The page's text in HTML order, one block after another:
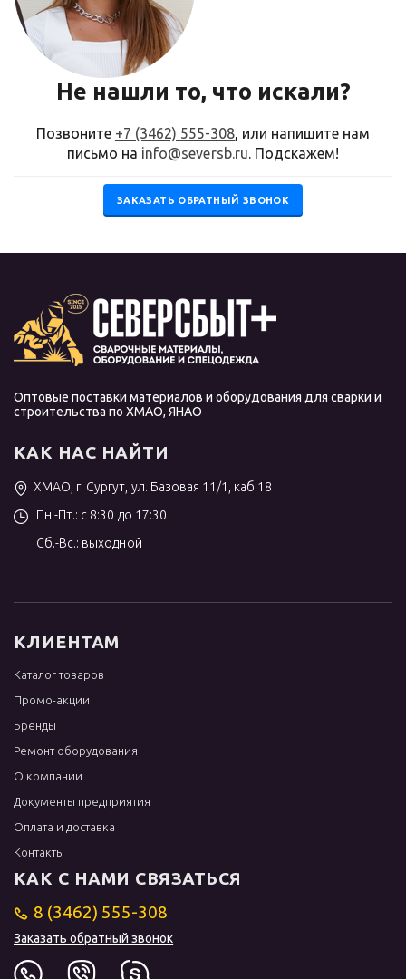
Не нашли то, что искали?
Позвоните +7 (3462) 555-308, или напишите нам
письмо на info@seversb.ru. Подскажем!
ЗАКАЗАТЬ ОБРАТНЫЙ ЗВОНОК
Оптовые поставки материалов и оборудования для сварки и
строительства по ХМАО, ЯНАО
КАК НАС НАЙТИ
ХМАО, г. Сургут, ул. Базовая 11/1, каб.18
Пн.-Пт.: с 8:30 до 17:30
Сб.-Вс.: выходной
КЛИЕНТАМ
Каталог товаров
Промо-акции
Бренды
Ремонт оборудования
О компании
Документы предприятия
Оплата и доставка
Контакты
КАК С НАМИ СВЯЗАТЬСЯ
8 (3462) 555-308
Заказать обратный звонок